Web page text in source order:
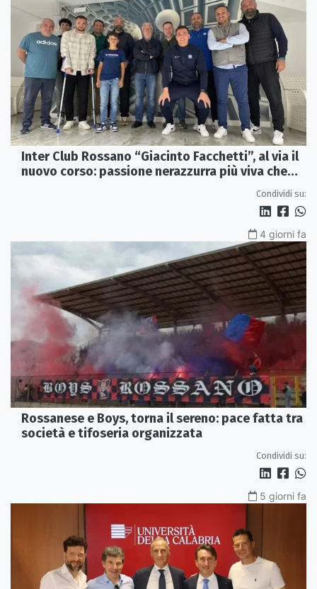
Inter Club Rossano “Giacinto Facchetti”, al via il
nuovo corso: passione nerazzurra più viva che
Condividi su:
4 giorni fa
Rossanese e Boys, torna il sereno: pace fatta tra
società e tifoseria organizzata
Condividi su:
5 giorni fa